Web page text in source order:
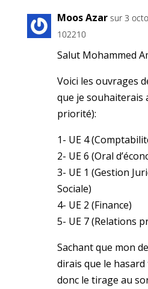
Moos Azar sur 3
102210
Salut Mohammed
Voici les ouvrages
que je souhaiterais
priorité):
1- UE 4
2- UE 6 (Oral
3- UE 1 (Gestion
Sociale)
4- UE 2 (Finance)
5- UE 7 (Relations
Sachant que mon
dirais que le
donc le tirage au